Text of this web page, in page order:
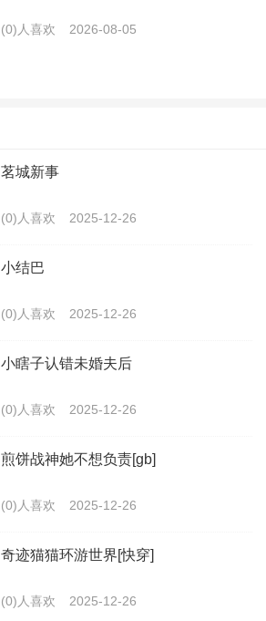
(0)人喜欢 2026-08-05
茗城新事
(0)人喜欢 2025-12-26
小结巴
(0)人喜欢 2025-12-26
小瞎子认错未婚夫后
(0)人喜欢 2025-12-26
煎饼战神她不想负责[gb]
(0)人喜欢 2025-12-26
奇迹猫猫环游世界[快穿]
(0)人喜欢 2025-12-26